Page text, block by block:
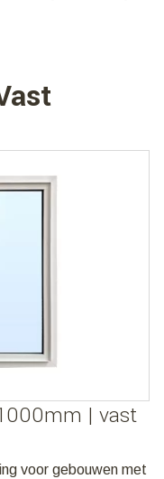
| vast
voor gebouwen met